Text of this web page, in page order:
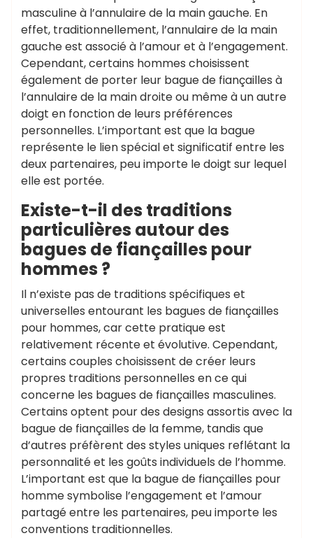
masculine à l’annulaire de la main gauche. En
effet, traditionnellement, l’annulaire de la main
gauche est associé à l’amour et à l’engagement.
Cependant, certains hommes choisissent
également de porter leur bague de fiançailles à
l’annulaire de la main droite ou même à un autre
doigt en fonction de leurs préférences
personnelles. L’important est que la bague
représente le lien spécial et significatif entre les
deux partenaires, peu importe le doigt sur lequel
elle est portée.
Existe-t-il des traditions
particulières autour des
bagues de fiançailles pour
hommes ?
Il n’existe pas de traditions spécifiques et
universelles entourant les bagues de fiançailles
pour hommes, car cette pratique est
relativement récente et évolutive. Cependant,
certains couples choisissent de créer leurs
propres traditions personnelles en ce qui
concerne les bagues de fiançailles masculines.
Certains optent pour des designs assortis avec la
bague de fiançailles de la femme, tandis que
d’autres préfèrent des styles uniques reflétant la
personnalité et les goûts individuels de l’homme.
L’important est que la bague de fiançailles pour
homme symbolise l’engagement et l’amour
partagé entre les partenaires, peu importe les
conventions traditionnelles.